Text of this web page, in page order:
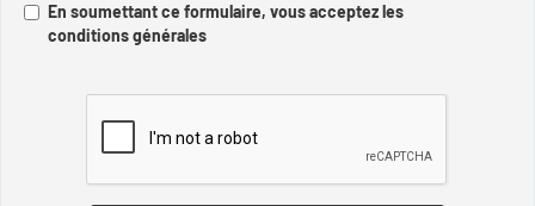
En soumettant ce formulaire, vous acceptez les
conditions générales